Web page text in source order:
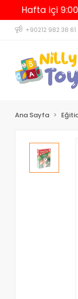
içi 9:00'a
+90212 982 38 61
Ana Sayfa